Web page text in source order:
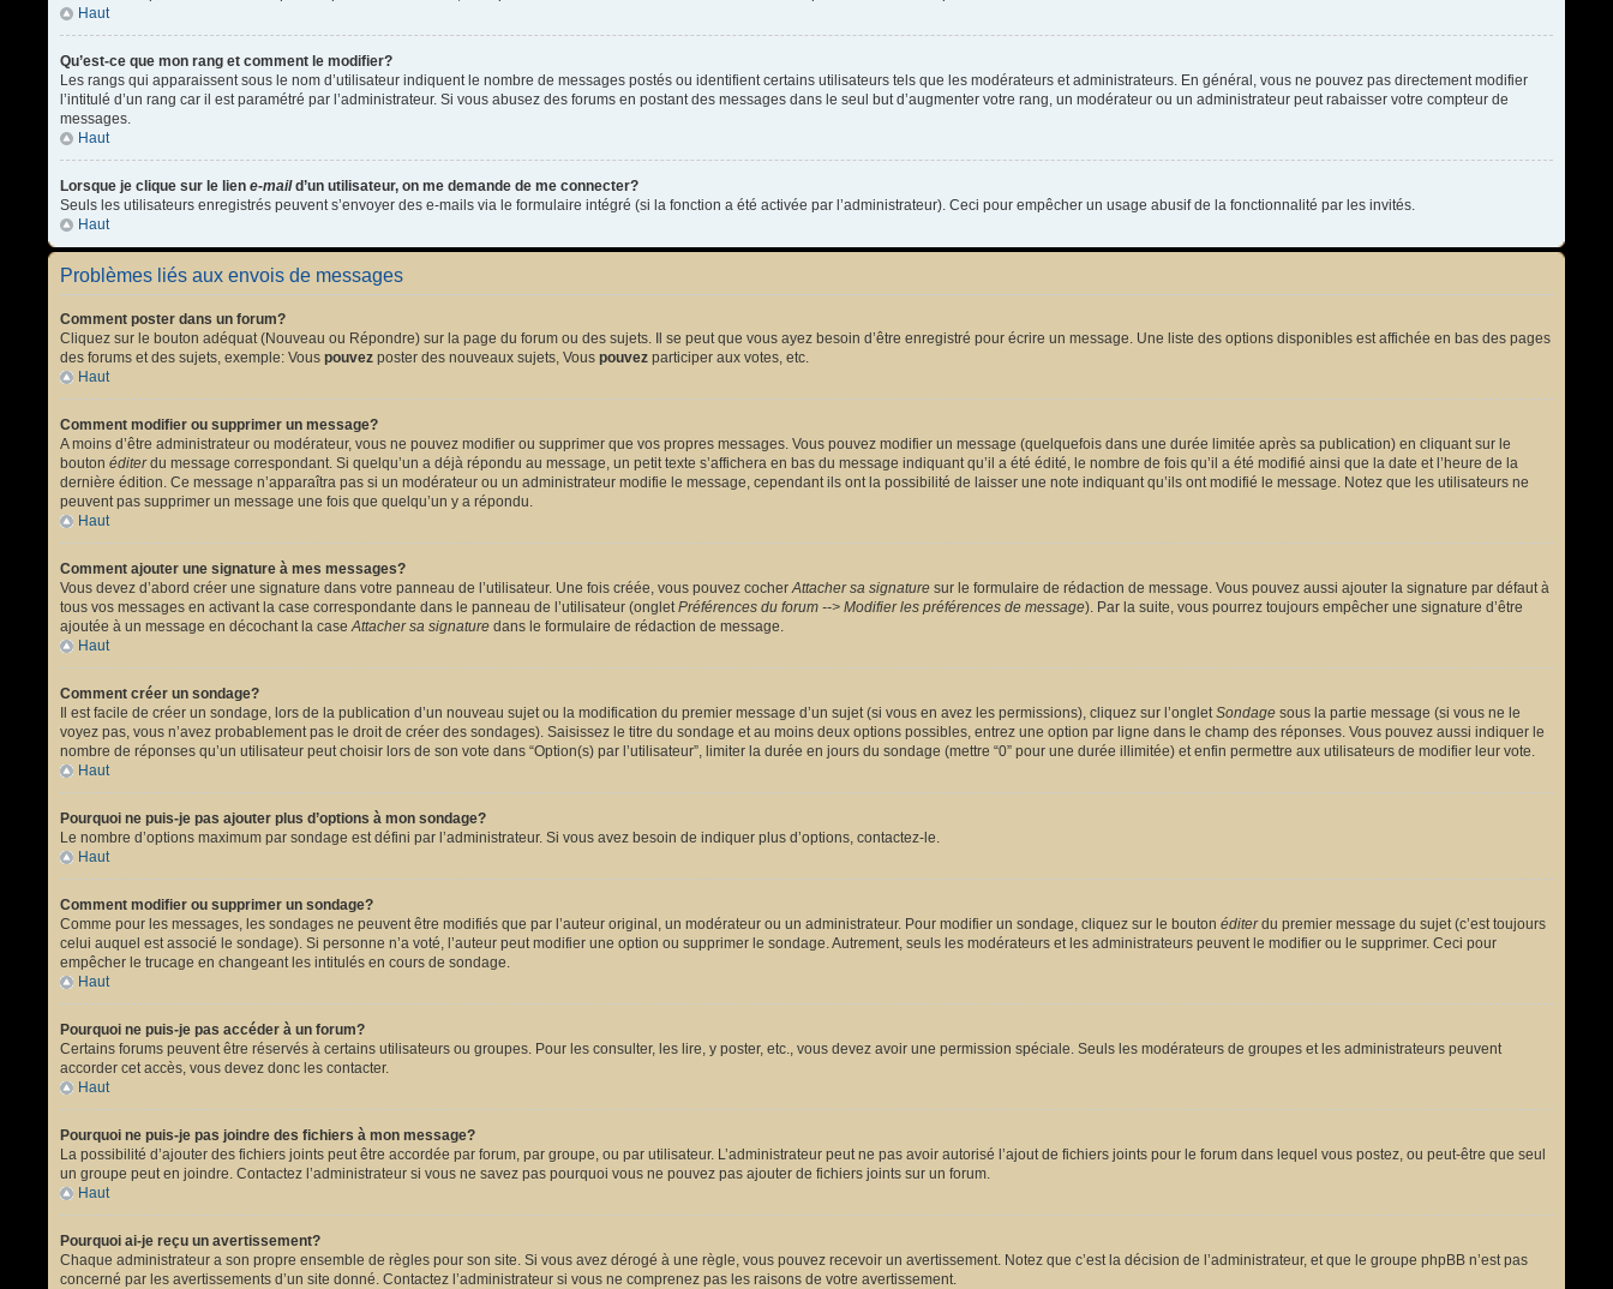
Haut
Qu’est-ce que mon rang et comment le modifier?
Les rangs qui apparaissent sous le nom d’utilisateur indiquent le nombre de messages postés ou identifient certains utilisateurs tels que les modérateurs et administrateurs. En général, vous ne pouvez pas directement modifier
l’intitulé d’un rang car il est paramétré par l’administrateur. Si vous abusez des forums en postant des messages dans le seul but d’augmenter votre rang, un modérateur ou un administrateur peut rabaisser votre compteur de
messages.
Haut
Lorsque je clique sur le lien e-maild’un utilisateur, on me demande de me connecter?
Seuls les utilisateurs enregistrés peuvent s’envoyer des e-mails via le formulaire intégré (si la fonction a été activée par l’administrateur). Ceci pour empêcher un usage abusif de la fonctionnalité par les invités.
Haut
Problèmes liés aux envois de messages
Comment poster dans un forum?
Cliquez sur le bouton adéquat (Nouveau ou Répondre) sur la page du forum ou des sujets. Il se peut que vous ayez besoin d’être enregistré pour écrire un message. Une liste des options disponibles est affichée en bas des pages
des forums et des sujets, exemple: Vous pouvez poster des nouveaux sujets, Vous pouvez participer aux votes, etc.
Haut
Comment modifier ou supprimer un message?
A moins d’être administrateur ou modérateur, vous ne pouvez modifier ou supprimer que vos propres messages. Vous pouvez modifier un message (quelquefois dans une durée limitée après sa publication) en cliquant sur le
bouton éditerdu message correspondant. Si quelqu’un a déjà répondu au message, un petit texte s’affichera en bas du message indiquant qu’il a été édité, le nombre de fois qu’il a été modifié ainsi que la date et l’heure de la
dernière édition. Ce message n’apparaîtra pas si un modérateur ou un administrateur modifie le message, cependant ils ont la possibilité de laisser une note indiquant qu’ils ont modifié le message. Notez que les utilisateurs ne
peuvent pas supprimer un message une fois que quelqu’un y a répondu.
Haut
Comment ajouter une signature à mes messages?
Vous devez d’abord créer une signature dans votre panneau de l’utilisateur. Une fois créée, vous pouvez cocherAttacher sa signature sur le formulaire de rédaction de message. Vous pouvez aussi ajouter la signature par défaut à
tous vos messages en activant la case correspondante dans le panneau de l’utilisateur (ongletPréférences du forum --> Modifier les préférences de message). Par la suite, vous pourrez toujours empêcher une signature d’être
ajoutée à un message en décochant la caseAttacher sa signature dans le formulaire de rédaction de message.
Haut
Comment créer un sondage?
Il est facile de créer un sondage, lors de la publication d’un nouveau sujet ou la modification du premier message d’un sujet (si vous en avez les permissions), cliquez sur l’ongletSondage sous la partie message (si vous ne le
voyez pas, vous n’avez probablement pas le droit de créer des sondages). Saisissez le titre du sondage et au moins deux options possibles, entrez une option par ligne dans le champ des réponses. Vous pouvez aussi indiquer le
nombre de réponses qu’un utilisateur peut choisir lors de son vote dans “Option(s) par l’utilisateur”, limiter la durée en jours du sondage (mettre “0” pour une durée illimitée) et enfin permettre aux utilisateurs de modifier leur vote.
Haut
Pourquoi ne puis-je pas ajouter plus d’options à mon sondage?
Le nombre d’options maximum par sondage est défini par l’administrateur. Si vous avez besoin de indiquer plus d’options, contactez-le.
Haut
Comment modifier ou supprimer un sondage?
Comme pour les messages, les sondages ne peuvent être modifiés que par l’auteur original, un modérateur ou un administrateur. Pour modifier un sondage, cliquez sur le bouton éditerdu premier message du sujet (c’est toujours
celui auquel est associé le sondage). Si personne n’a voté, l’auteur peut modifier une option ou supprimer le sondage. Autrement, seuls les modérateurs et les administrateurs peuvent le modifier ou le supprimer. Ceci pour
empêcher le trucage en changeant les intitulés en cours de sondage.
Haut
Pourquoi ne puis-je pas accéder à un forum?
Certains forums peuvent être réservés à certains utilisateurs ou groupes. Pour les consulter, les lire, y poster, etc., vous devez avoir une permission spéciale. Seuls les modérateurs de groupes et les administrateurs peuvent
accorder cet accès, vous devez donc les contacter.
Haut
Pourquoi ne puis-je pas joindre des fichiers à mon message?
La possibilité d’ajouter des fichiers joints peut être accordée par forum, par groupe, ou par utilisateur. L’administrateur peut ne pas avoir autorisé l’ajout de fichiers joints pour le forum dans lequel vous postez, ou peut-être que seul
un groupe peut en joindre. Contactez l’administrateur si vous ne savez pas pourquoi vous ne pouvez pas ajouter de fichiers joints sur un forum.
Haut
Pourquoi ai-je reçu un avertissement?
Chaque administrateur a son propre ensemble de règles pour son site. Si vous avez dérogé à une règle, vous pouvez recevoir un avertissement. Notez que c’est la décision de l’administrateur, et que le groupe phpBB n’est pas
concerné par les avertissements d’un site donné. Contactez l’administrateur si vous ne comprenez pas les raisons de votre avertissement.